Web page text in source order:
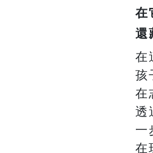
在
還
在
孩
在
透
一
在